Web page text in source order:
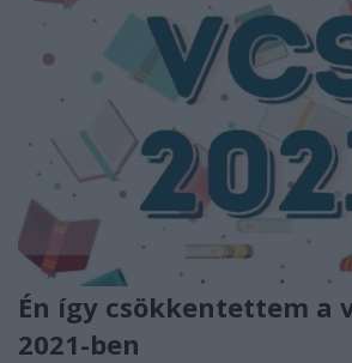
Én így csökkentettem a
2021-ben